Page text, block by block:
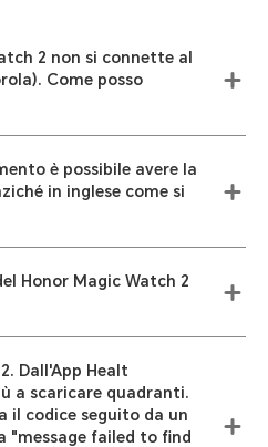
2 non si connette al
Come posso
è possibile avere la
in inglese come si
Honor Magic Watch 2
Dall'App Healt
a scaricare quadranti.
codice seguito da un
"message failed to find